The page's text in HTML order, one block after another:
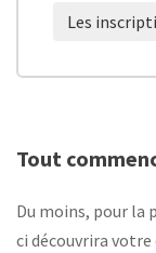
Les
Tout
Du moins, pour la
ci découvrira votre